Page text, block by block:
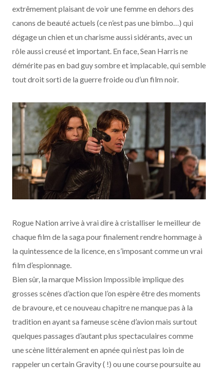
extrêmement plaisant de voir une femme en dehors des
canons de beauté actuels (ce n’est pas une bimbo…) qui
dégage un chien et un charisme aussi sidérants, avec un
rôle aussi creusé et important. En face, Sean Harris ne
démérite pas en bad guy sombre et implacable, qui semble
tout droit sorti de la guerre froide ou d’un film noir.
Rogue Nation arrive à vrai dire à cristalliser le meilleur de
chaque film de la saga pour finalement rendre hommage à
la quintessence de la licence, en s’imposant comme un vrai
film d’espionnage.
Bien sûr, la marque Mission Impossible implique des
grosses scènes d’action que l’on espère être des moments
de bravoure, et ce nouveau chapitre ne manque pas à la
tradition en ayant sa fameuse scène d’avion mais surtout
quelques passages d’autant plus spectaculaires comme
une scène littéralement en apnée qui n’est pas loin de
rappeler un certain Gravity ( !) ou une course poursuite au